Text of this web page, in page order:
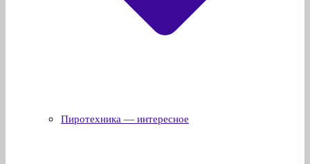
Пиротехника — интересное